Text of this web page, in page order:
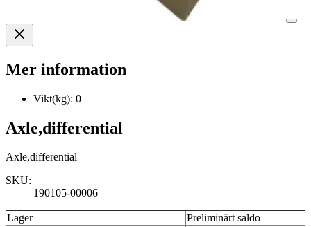
Mer information
Vikt(kg): 0
Axle,differential
Axle,differential
SKU:
190105-00006
Lager
Preliminärt saldo